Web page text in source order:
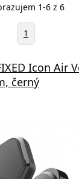
1-6 z 6
1
Icon Air
černý